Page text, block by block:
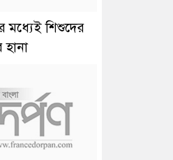
মধ্যেই শিশুদের